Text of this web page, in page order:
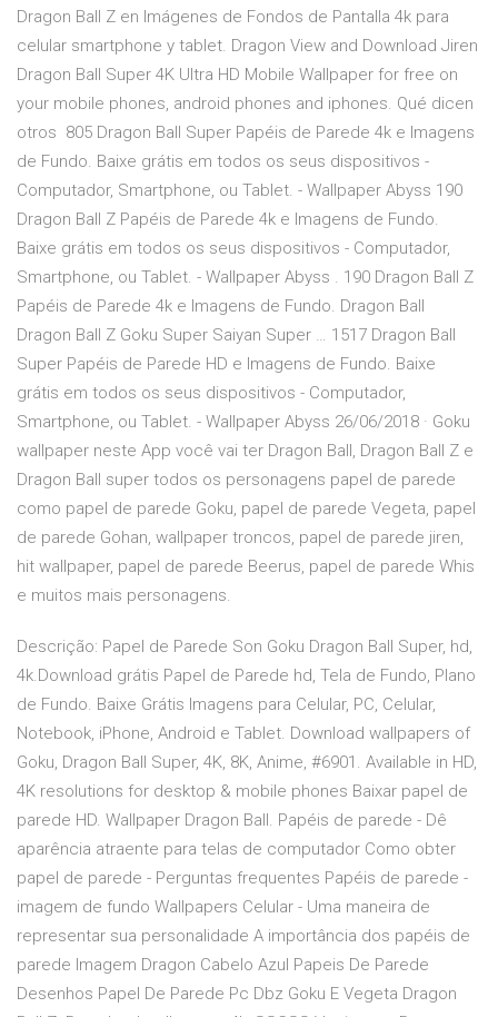
Dragon Ball Z en Imágenes de Fondos de Pantalla 4k para
celular smartphone y tablet. Dragon View and Download Jiren
Dragon Ball Super 4K Ultra HD Mobile Wallpaper for free on
your mobile phones, android phones and iphones. Qué dicen
otros 805 Dragon Ball Super Papéis de Parede 4k e Imagens
de Fundo. Baixe grátis em todos os seus dispositivos -
Computador, Smartphone, ou Tablet. - Wallpaper Abyss 190
Dragon Ball Z Papéis de Parede 4k e Imagens de Fundo.
Baixe grátis em todos os seus dispositivos - Computador,
Smartphone, ou Tablet. - Wallpaper Abyss . 190 Dragon Ball Z
Papéis de Parede 4k e Imagens de Fundo. Dragon Ball
Dragon Ball Z Goku Super Saiyan Super … 1517 Dragon Ball
Super Papéis de Parede HD e Imagens de Fundo. Baixe
grátis em todos os seus dispositivos - Computador,
Smartphone, ou Tablet. - Wallpaper Abyss 26/06/2018 · Goku
wallpaper neste App você vai ter Dragon Ball, Dragon Ball Z e
Dragon Ball super todos os personagens papel de parede
como papel de parede Goku, papel de parede Vegeta, papel
de parede Gohan, wallpaper troncos, papel de parede jiren,
hit wallpaper, papel de parede Beerus, papel de parede Whis
e muitos mais personagens.
Descrição: Papel de Parede Son Goku Dragon Ball Super, hd,
4k.Download grátis Papel de Parede hd, Tela de Fundo, Plano
de Fundo. Baixe Grátis Imagens para Celular, PC, Celular,
Notebook, iPhone, Android e Tablet. Download wallpapers of
Goku, Dragon Ball Super, 4K, 8K, Anime, #6901. Available in HD,
4K resolutions for desktop & mobile phones Baixar papel de
parede HD. Wallpaper Dragon Ball. Papéis de parede - Dê
aparência atraente para telas de computador Como obter
papel de parede - Perguntas frequentes Papéis de parede -
imagem de fundo Wallpapers Celular - Uma maneira de
representar sua personalidade A importância dos papéis de
parede Imagem Dragon Cabelo Azul Papeis De Parede
Desenhos Papel De Parede Pc Dbz Goku E Vegeta Dragon